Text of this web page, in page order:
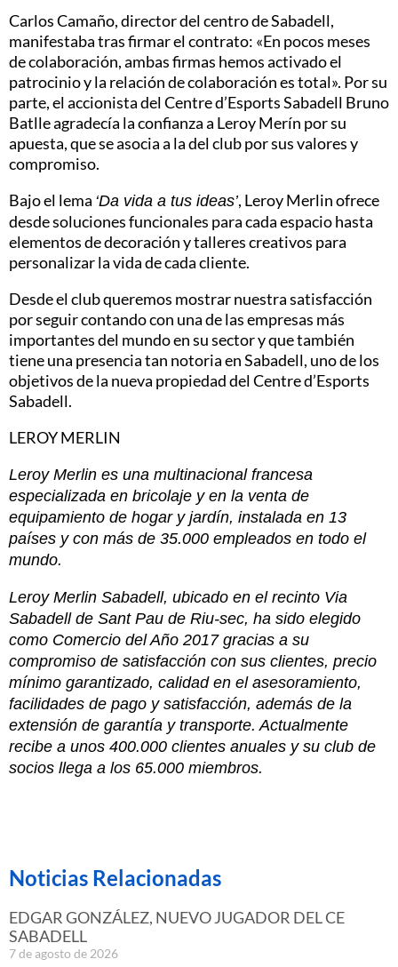
Carlos Camaño, director del centro de Sabadell,
manifestaba tras firmar el contrato: «En pocos meses
de colaboración, ambas firmas hemos activado el
patrocinio y la relación de colaboración es total». Por su
parte, el accionista del Centre d’Esports Sabadell Bruno
Batlle agradecía la confianza a Leroy Merín por su
apuesta, que se asocia a la del club por sus valores y
compromiso.
Bajo el lema ‘Da vida a tus ideas’, Leroy Merlin ofrece
desde soluciones funcionales para cada espacio hasta
elementos de decoración y talleres creativos para
personalizar la vida de cada cliente.
Desde el club queremos mostrar nuestra satisfacción
por seguir contando con una de las empresas más
importantes del mundo en su sector y que también
tiene una presencia tan notoria en Sabadell, uno de los
objetivos de la nueva propiedad del Centre d’Esports
Sabadell.
LEROY MERLIN
Leroy Merlin es una multinacional francesa
especializada en bricolaje y en la venta de
equipamiento de hogar y jardín, instalada en 13
países y con más de 35.000 empleados en todo el
mundo.
Leroy Merlin Sabadell, ubicado en el recinto Via
Sabadell de Sant Pau de Riu-sec, ha sido elegido
como Comercio del Año 2017 gracias a su
compromiso de satisfacción con sus clientes, precio
mínimo garantizado, calidad en el asesoramiento,
facilidades de pago y satisfacción, además de la
extensión de garantía y transporte. Actualmente
recibe a unos 400.000 clientes anuales y su club de
socios llega a los 65.000 miembros.
Noticias Relacionadas
EDGAR GONZÁLEZ, NUEVO JUGADOR DEL CE
SABADELL
7 de agosto de 2026